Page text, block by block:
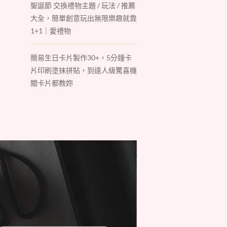
聖誕節 交換禮物主題 / 玩法 / 推薦
大全，簡單創意玩出無限樂趣就靠
1+1｜愛禮物
簡易生日卡片製作30+，5分鐘卡
片印刷塗抹拼貼，到達人級驚喜機
關卡片都教妳